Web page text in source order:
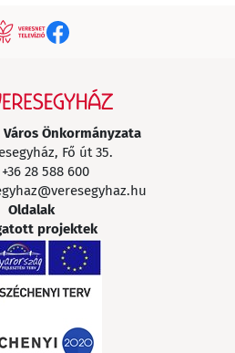
Város Önkormányzata
Fő út 35.
+36 28 588 600
Oldalak
projektek